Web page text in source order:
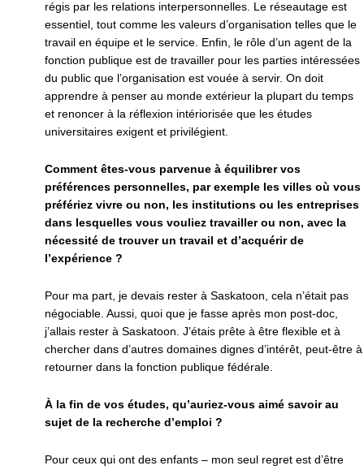
régis par les relations interpersonnelles. Le réseautage est
essentiel, tout comme les valeurs d’organisation telles que le
travail en équipe et le service. Enfin, le rôle d’un agent de la
fonction publique est de travailler pour les parties intéressées
du public que l’organisation est vouée à servir. On doit
apprendre à penser au monde extérieur la plupart du temps
et renoncer à la réflexion intériorisée que les études
universitaires exigent et privilégient.
Comment êtes-vous parvenue à équilibrer vos
préférences personnelles, par exemple les villes où vous
préfériez vivre ou non, les institutions ou les entreprises
dans lesquelles vous vouliez travailler ou non, avec la
nécessité de trouver un travail et d’acquérir de
l’expérience ?
Pour ma part, je devais rester à Saskatoon, cela n’était pas
négociable. Aussi, quoi que je fasse après mon post-doc,
j’allais rester à Saskatoon. J’étais prête à être flexible et à
chercher dans d’autres domaines dignes d’intérêt, peut-être à
retourner dans la fonction publique fédérale.
À la fin de vos études, qu’auriez-vous aimé savoir au
sujet de la recherche d’emploi ?
Pour ceux qui ont des enfants – mon seul regret est d’être